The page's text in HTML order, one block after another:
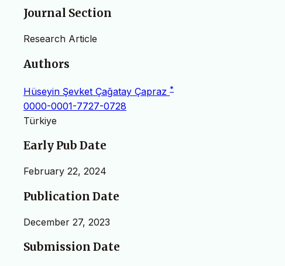
Journal Section
Research Article
Authors
Hüseyin Şevket Çağatay Çapraz *
0000-0001-7727-0728
Türkiye
Early Pub Date
February 22, 2024
Publication Date
December 27, 2023
Submission Date